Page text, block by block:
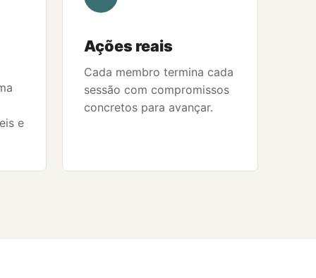
e
Ações reais
Cada membro termina cada
sessão com compromissos
concretos para avançar.